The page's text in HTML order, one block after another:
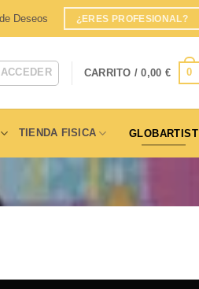
Deseos ¿ERES PROFESIONAL?
ACCEDER CARRITO /0,00 € 0
TIENDA FISICA GLOBARTIST